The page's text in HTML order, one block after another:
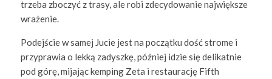
trzeba zboczyć z trasy, ale robi zdecydowanie największe
wrażenie.
Podejście w samej Jucie jest na początku dość strome i
przyprawia o lekką zadyszkę, później idzie się delikatnie
pod górę, mijając kemping Zeta i restaurację Fifth